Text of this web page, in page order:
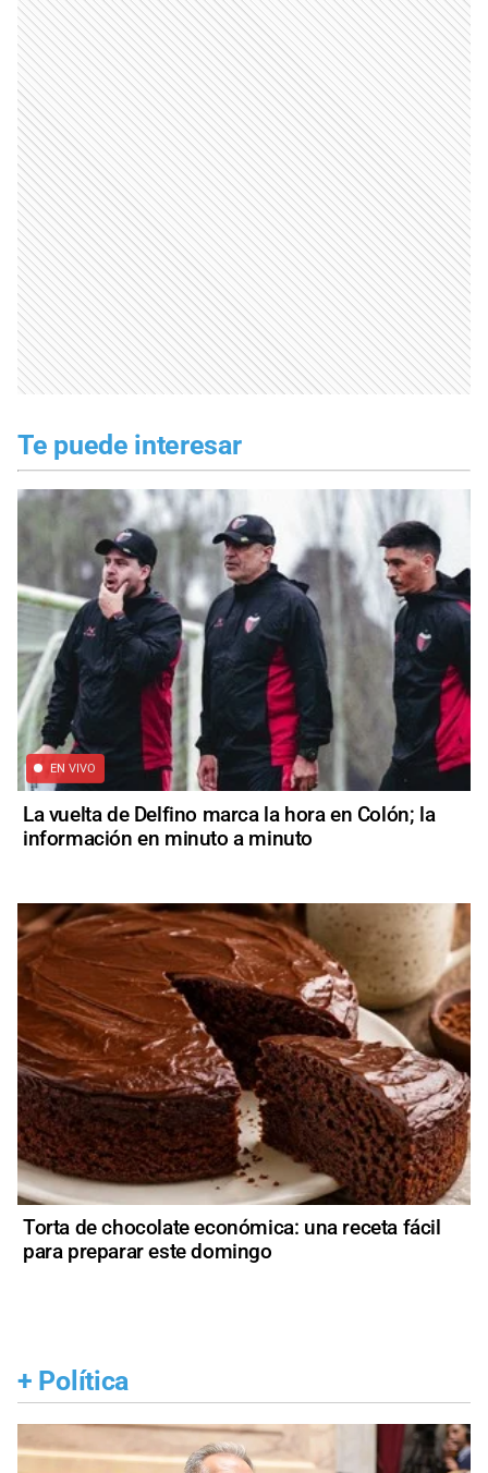
Te puede interesar
EN VIVO
La vuelta de Delfino marca la hora en Colón; la
información en minuto a minuto
Torta de chocolate económica: una receta fácil
para preparar este domingo
+ Política